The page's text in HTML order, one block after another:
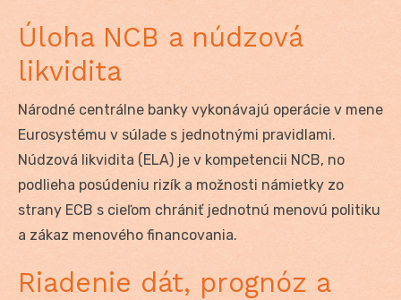
Úloha NCB a núdzová
likvidita
Národné centrálne banky vykonávajú operácie v mene
Eurosystému v súlade s jednotnými pravidlami.
Núdzová likvidita (ELA) je v kompetencii NCB, no
podlieha posúdeniu rizík a možnosti námietky zo
strany ECB s cieľom chrániť jednotnú menovú politiku
a zákaz menového financovania.
Riadenie dát, prognóz a